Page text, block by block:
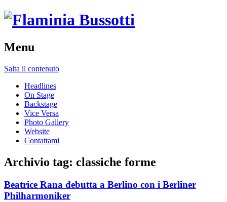
Menu
Salta il contenuto
Headlines
On Stage
Backstage
Vice Versa
Photo Gallery
Website
Contattami
Archivio tag: classiche forme
Beatrice Rana debutta a Berlino con i Berliner
Philharmoniker